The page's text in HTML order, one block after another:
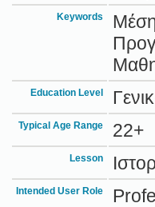
Keywords
Education Level
Typical Age Range 22+
Lesson
Intended User Role